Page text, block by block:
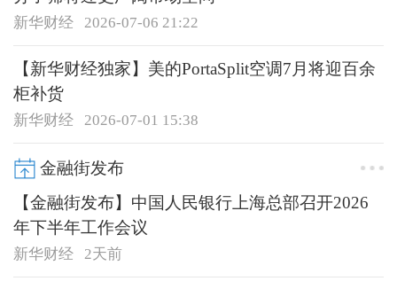
新华财经 2026-07-06 21:22
【新华财经独家】美的PortaSplit空调7月将迎百余
柜补货
新华财经 2026-07-01 15:38
金融街发布
【金融街发布】中国人民银行上海总部召开2026
年下半年工作会议
新华财经 2天前